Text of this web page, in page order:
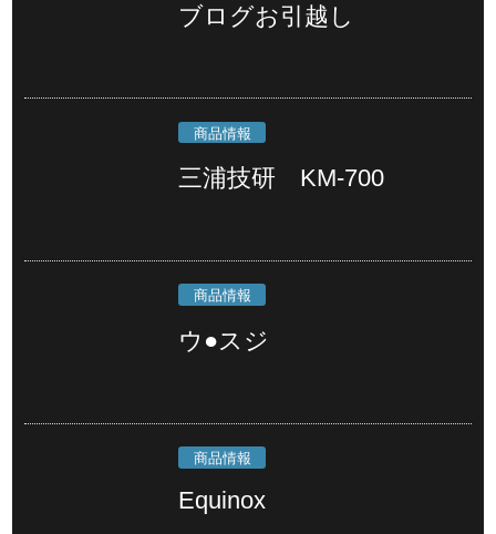
ブログお引越し
商品情報
三浦技研 KM-700
商品情報
ウ●スジ
商品情報
Equinox